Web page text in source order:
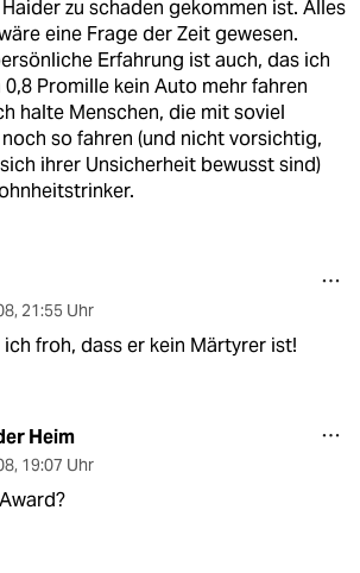
zu schaden gekommen ist. Alles
eine Frage der Zeit gewesen.
Erfahrung ist auch, das ich
Promille kein Auto mehr fahren
halte Menschen, die mit soviel
so fahren (und nicht vorsichtig,
ihrer Unsicherheit bewusst sind)
, 21:55 Uhr
ich froh, dass er kein Märtyrer ist!
Heim
, 19:07 Uhr